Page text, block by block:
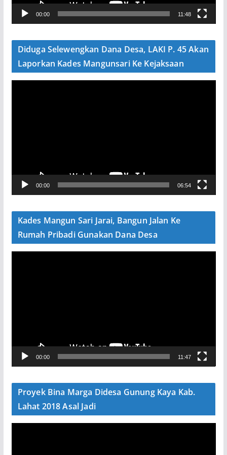
V
e
00:00 11:48
Diduga Selewengkan Dana Desa, LAKI P. 45 Akan
Laporkan Kades Mangunsari Ke Kejaksaan
V
e
00:00 06:54
Kades Mangun Sari Jarai, Bangun Jalan Ke
Rumah Pribadi Gunakan Dana Desa
V
e
00:00 11:47
Proyek Bina Marga Didesa Gunung Kaya Kab.
Lahat 2018 Asal Jadi